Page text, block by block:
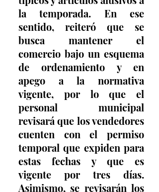
la temporada. En ese
sentido, reiteró que se
busca mantener el
comercio bajo un esquema
de ordenamiento y en
apego a la normativa
vigente, por lo que el
personal municipal
revisará que los vendedores
cuenten con el permiso
temporal que expiden para
estas fechas y que es
vigente por tres días.
Asimismo, se revisarán los